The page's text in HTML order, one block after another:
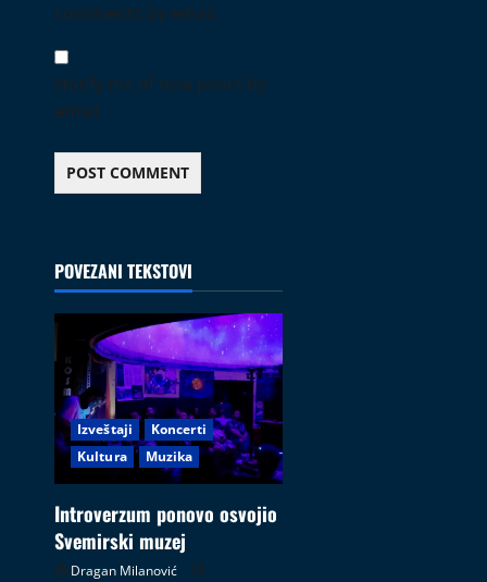
comments by email.
Notify me of new posts by
email.
POVEZANI TEKSTOVI
Izveštaji
Koncerti
Kultura
Muzika
Introverzum ponovo osvojio
Svemirski muzej
Dragan Milanović